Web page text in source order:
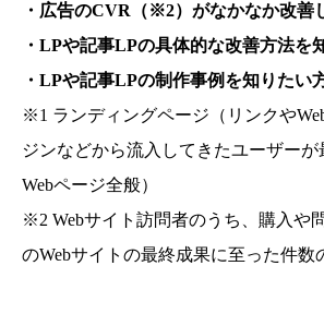
・広告のCVR（※2）がなかなか改善
・LPや記事LPの具体的な改善方法を
・LPや記事LPの制作事例を知りたい
※1 ランディングページ（リンクや
ジンなどから流入してきたユーザーが
Webページ全般）
※2 Webサイト訪問者のうち、購入や
のWebサイトの最終成果に至った件数